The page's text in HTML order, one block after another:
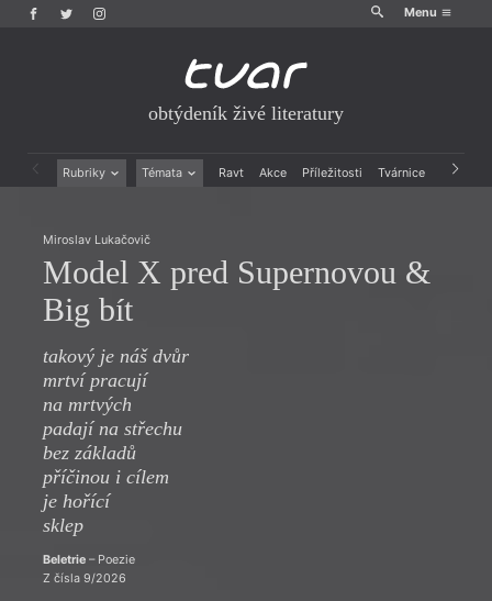
Menu
obtýdeník živé literatury
Rubriky Témata Ravt Akce Příležitosti Tvárnice Archiv
Recenze a reflexe
Reportáže
Rozhovory
Divadlo
Historie kolonialismu
Dokument
Miroslav Lukačovič
Model X pred Supernovou &
Big bít
takový je náš dvůr
mrtví pracují
na mrtvých
padají na střechu
bez základů
příčinou i cílem
je hořící
sklep
Beletrie– Poezie
Z čísla 9/2026